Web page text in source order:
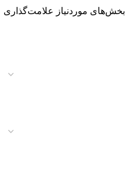
بخش‌های موردنیاز علامت‌گذاری